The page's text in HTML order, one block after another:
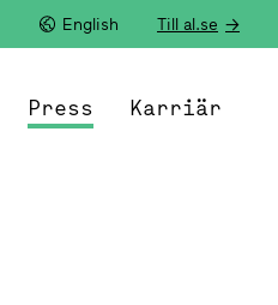
English Till al.se
Press Karriär